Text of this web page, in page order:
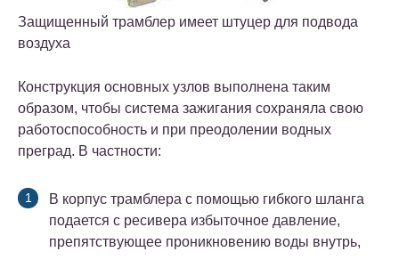
Защищенный трамблер имеет штуцер для подвода
воздуха
Конструкция основных узлов выполнена таким
образом, чтобы система зажигания сохраняла свою
работоспособность и при преодолении водных
преград. В частности:
В корпус трамблера с помощью гибкого шланга
подается с ресивера избыточное давление,
препятствующее проникновению воды внутрь,